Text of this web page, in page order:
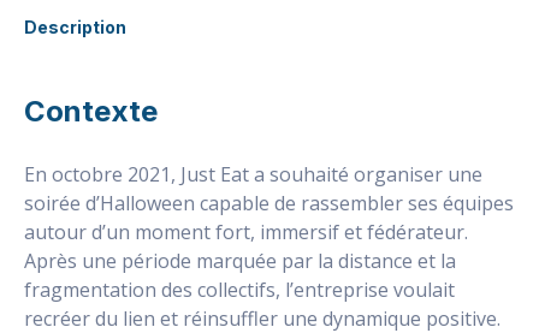
Description
Contexte
En octobre 2021, Just Eat a souhaité organiser une
soirée d’Halloween capable de rassembler ses équipes
autour d’un moment fort, immersif et fédérateur.
Après une période marquée par la distance et la
fragmentation des collectifs, l’entreprise voulait
recréer du lien et réinsuffler une dynamique positive.